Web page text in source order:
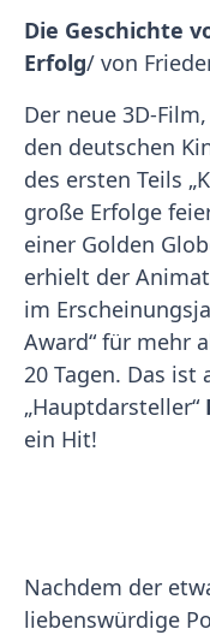
Die Geschichte
Erfolg/ von
Der neue 3D-
den deutschen
des ersten Teils
große Erfolge
einer Golden
erhielt der
im
Award“ für mehr
20 Tagen. Das ist
„Hauptdarsteller“
ein Hit!
Nachdem der
liebenswürdige